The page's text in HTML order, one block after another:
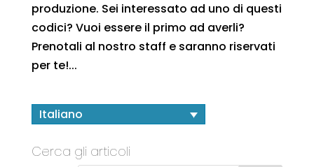
produzione. Sei interessato ad uno di questi
codici? Vuoi essere il primo ad averli?
Prenotali al nostro staff e saranno riservati
per te!...
Italiano
Cerca gli articoli